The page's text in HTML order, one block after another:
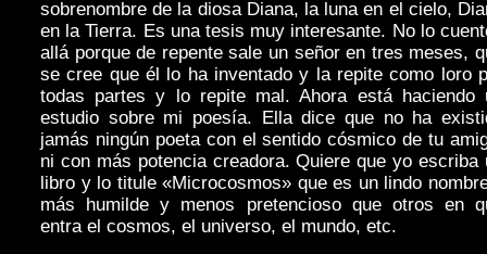
sobrenombre de la diosa Diana, la luna en el cielo,
en la Tierra. Es una tesis muy interesante. No lo
allá porque de repente sale un señor en tres meses,
se cree que él lo ha inventado y la repite como loro
todas partes y lo repite mal. Ahora está haciendo
estudio sobre mi poesía. Ella dice que no ha
jamás ningún poeta con el sentido cósmico de tu
ni con más potencia creadora. Quiere que yo escriba
libro y lo titule «Microcosmos» que es un lindo
más humilde y menos pretencioso que otros en
entra el cosmos, el universo, el mundo, etc.